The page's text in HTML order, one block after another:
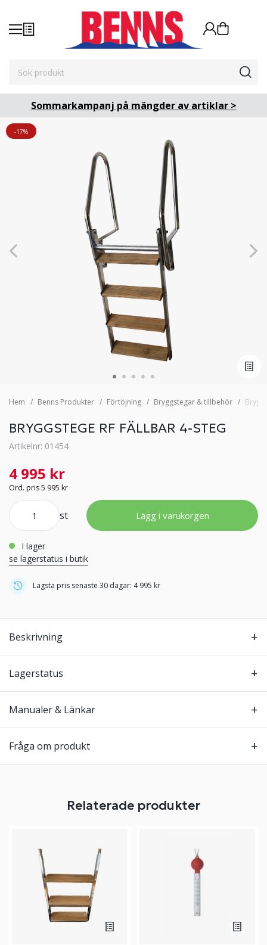
Sommarkampanj på mängder av artiklar >
-17%
Hem Benns Produkter Förtöjning Bryggstegar & tillbehör
BRYGGSTEGE RF FÄLLBAR 4-STEG
Artikelnr: 01454
4 995 kr
Ord. pris 5 995 kr
st Lägg i varukorgen
i lager
se lagerstatus i butik
Lägsta pris senaste 30 dagar: 4 995 kr
Beskrivning
Lagerstatus
Manualer & Länkar
Fråga om produkt
Relaterade produkter